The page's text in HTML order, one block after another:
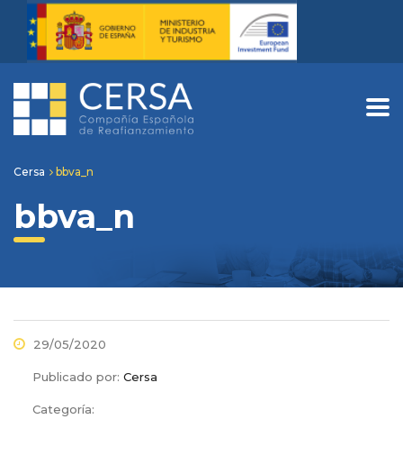
Cersa bbva_n
bbva_n
29/05/2020
Publicado por: Cersa
Categoría: